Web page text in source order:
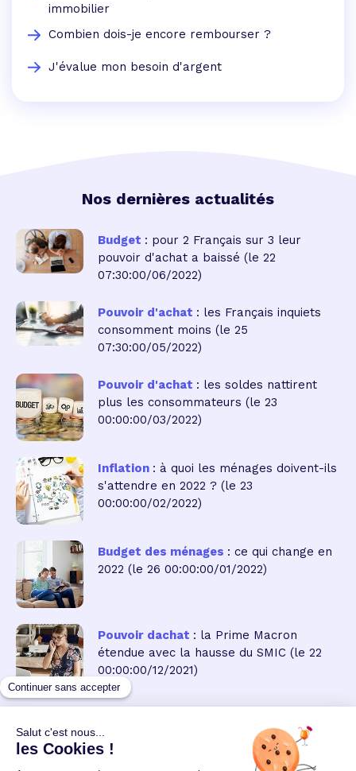
immobilier
Combien dois-je encore rembourser ?
J'évalue mon besoin d'argent
Nos dernières actualités
Budget : pour 2 Français sur 3 leur
pouvoir d'achat a baissé (le 22
07:30:00/06/2022)
Pouvoir d'achat : les Français inquiets
consomment moins (le 25
07:30:00/05/2022)
Pouvoir d'achat : les soldes nattirent
plus les consommateurs (le 23
00:00:00/03/2022)
Inflation : à quoi les ménages doivent-ils
s'attendre en 2022 ? (le 23
00:00:00/02/2022)
Budget des ménages : ce qui change en
2022 (le 26 00:00:00/01/2022)
Pouvoir dachat : la Prime Macron
étendue avec la hausse du SMIC (le 22
00:00:00/12/2021)